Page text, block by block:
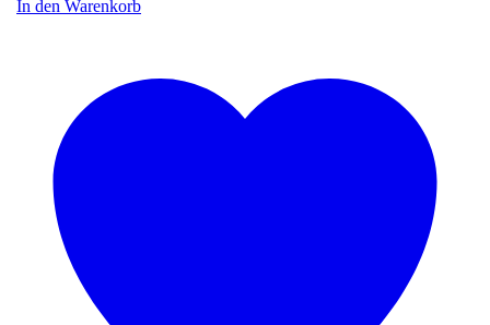
In den Warenkorb